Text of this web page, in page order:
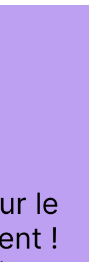
le
!